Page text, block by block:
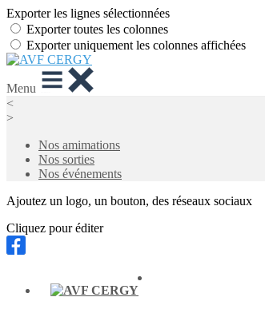
Exporter les lignes sélectionnées
Exporter toutes les colonnes
Exporter uniquement les colonnes affichées
Menu
<
>
Nos amimations
Nos sorties
Nos événements
Ajoutez un logo, un bouton, des réseaux sociaux
Cliquez pour éditer